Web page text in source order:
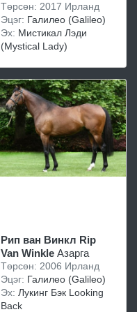
Төрсөн: 2017 Ирланд
Эцэг: Галилео (Galileo)
Эх: Мистикал Лэди
(Mystical Lady)
Рип ван Винкл Rip
Van Winkle Азарга
Төрсөн: 2006 Ирланд
Эцэг: Галилео (Galileo)
Эх: Лукинг Бэк Looking
Back